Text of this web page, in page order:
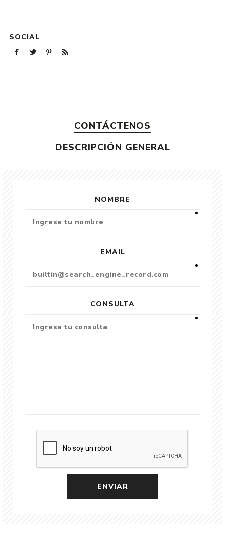
SOCIAL
CONTÁCTENOS
DESCRIPCIÓN GENERAL
NOMBRE
EMAIL
CONSULTA